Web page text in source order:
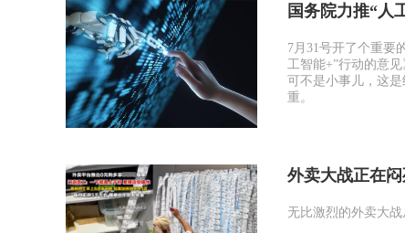
国务院力推“人
7月31号开了个重要
工智能+”行动的意
可不是小事儿，这
重。
外卖大战正在
无比激烈的外卖大